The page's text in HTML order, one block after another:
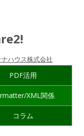
ハウス株式会社
PDF活用
XML関係
コラム